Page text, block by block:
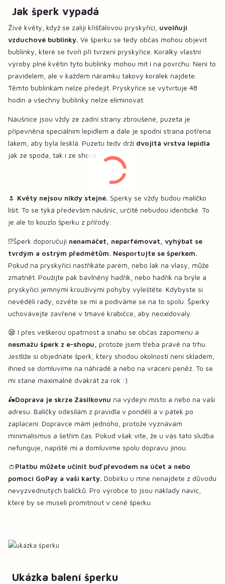
Jak šperk vypadá
Živé květy, když se zalijí křišťálovou pryskyřicí, uvolňují
vzduchové bublinky. Ve šperku se tedy občas mohou objevit
bublinky, které se tvoří při tvrzení pryskyřice. Korálky vlastní
výroby plné květin tyto bublinky mohou mít i na povrchu. Není to
pravidelem, ale v každém náramku takový korálek najdete.
Těmto bublinkám nelze předejít. Pryskyřice se vytvrtuje 48
hodin a všechny bublinky nelze eliminovat.
Náušnice jsou vždy ze zadní strany zbroušené, puzeta je
připevněná speciálním lepidlem a dále je spodní strana potřena
lakem, aby byla lesklá. Puzetu tedy drží dvojitá vrstva lepidla
jak ze spoda, tak i ze shora.
🌷 Květy nejsou nikdy stejné. Šperky se vždy budou maličko
lišit. To se týká především náušnic, určitě nebudou identické. To
je ale to kouzlo šperku z přířody.
⁉️Šperk doporučuji nenamáčet, neparfémovat, vyhýbat se
tvrdým a ostrým předmětům. Nesportujte se šperkem.
Pokud na pryskyřici nastříkáte parém, nebo lak na vlasy, může
zmatnět. Použijte pak bavlněný hadřík, nebo hadřík na brýle a
pryskyřici jemnými krouživými pohyby vyleštěte. Kdybyste si
nevěděli rady, ozvěte se mi a podíváme se na to spolu. Šperky
uchovávejte zavřené v tmavé krabičce, aby neoxidovaly.
😪 I přes veškerou opatrnost a snahu se občas zapomenu a
nesmažu šperk z e-shopu, protože jsem třeba právě na trhu.
Jestliže si objednáte šperk, který shodou okolností není skladem,
ihned se domluvíme na náhradě a nebo na vrácení peněz. To se
mi stane maximalně dvakrát za rok :)
🛵Doprava je skrze Zásilkovnu na výdejní místo a nebo na vaši
adresu. Balíčky odesílám z pravidla v pondělí a v pátek po
zaplacení. Dopravce mám jednoho, protože vyznávám
minimalismus a šetřím čas. Pokud však víte, že u vás tato služba
nefunguje, napiště mi a domluvíme spolu dopravu jinou.
👛Platbu můžete učinit buď převodem na účet a nebo
pomocí GoPay a vaší karty. Dobírku u mne nenajdete z důvodu
nevyzvednutých balíčků. Pro výrobce to jsou náklady navíc,
které by se museli promítnout v ceně šperku.
Ukázka balení šperku